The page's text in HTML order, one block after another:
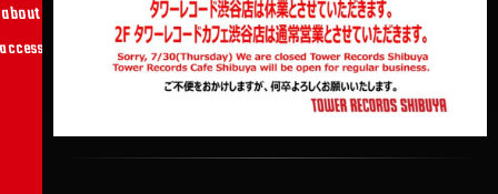
about